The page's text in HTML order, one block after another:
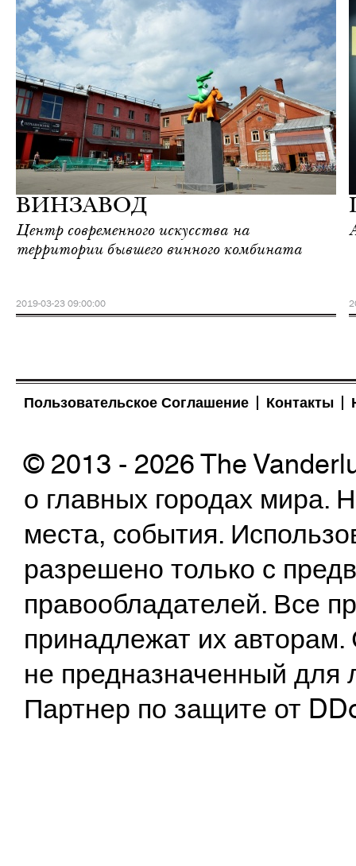
ВИНЗАВОД
Центр современного искусства на
территории бывшего винного комбината
2019-03-23 09:00:00
среда
Пользовательское Соглашение Контакты
© 2013 - 2026 The
о главных городах
места, события.
разрешено только с
правообладателей. Все
принадлежат их
не предназначенный
Партнер по защите от